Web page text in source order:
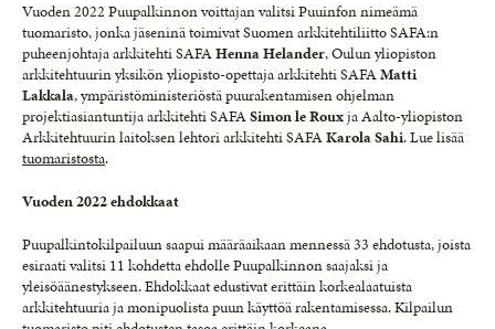
Vuoden 2022 Puupalkinnon voittajan valitsi Puuinfon nimeämä
tuomaristo, jonka jäseninä toimivat Suomen arkkitehtiliitto SAFA:n
puheenjohtaja arkkitehti SAFAHennaHelander, Oulun yliopiston
arkkitehtuurin yksikön yliopisto-opettaja arkkitehti SAFAMatti
Lakkala, ympäristöministeriöstä puurakentamisen ohjelman
projektiasiantuntija arkkitehti SAFASimonle Rouxja Aalto-yliopiston
Arkkitehtuurin laitoksen lehtori arkkitehti SAFAKarolaSahi. Lue lisää
tuomaristosta.
Vuoden 2022 ehdokkaat
Puupalkintokilpailuun saapui määräaikaan mennessä 33 ehdotusta, joista
esiraati valitsi 11 kohdetta ehdolle Puupalkinnon saajaksi ja
yleisöäänestykseen. Ehdokkaat edustivat erittäin korkealaatuista
arkkitehtuuria ja monipuolista puun käyttöä rakentamisessa. Kilpailun